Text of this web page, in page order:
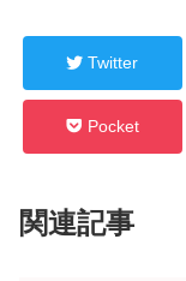
Twitter
Pocket
関連記事